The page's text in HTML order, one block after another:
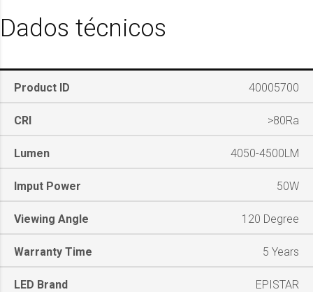
Dados técnicos
Product ID 40005700
CRI >80Ra
Lumen 4050-4500LM
Imput Power 50W
Viewing Angle 120 Degree
Warranty Time 5 Years
LED Brand EPISTAR